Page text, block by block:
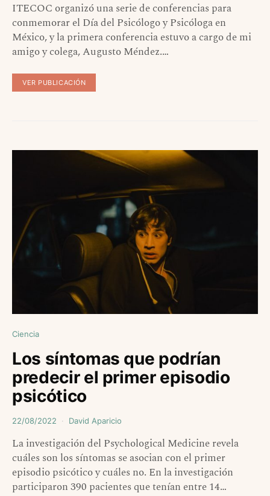
ITECOC organizó una serie de conferencias para
conmemorar el Día del Psicólogo y Psicóloga en
México, y la primera conferencia estuvo a cargo de mi
amigo y colega, Augusto Méndez.…
VER PUBLICACIÓN
Ciencia
Los síntomas que podrían
predecir el primer episodio
psicótico
22/08/2022 David Aparicio
La investigación del Psychological Medicine revela
cuáles son los síntomas se asocian con el primer
episodio psicótico y cuáles no. En la investigación
participaron 390 pacientes que tenían entre 14…